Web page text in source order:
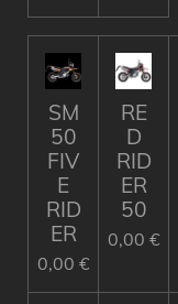
SM
50
FIV
E
RID
ER
0,00 €
RE
D
RID
ER
50
0,00 €